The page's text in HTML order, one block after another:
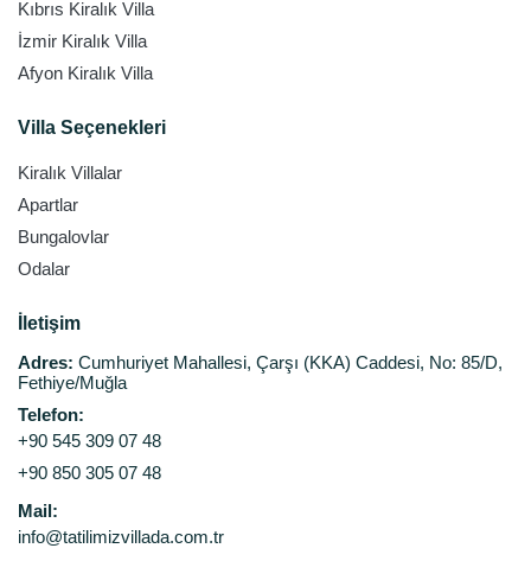
Kıbrıs Kiralık Villa
İzmir Kiralık Villa
Afyon Kiralık Villa
Villa Seçenekleri
Kiralık Villalar
Apartlar
Bungalovlar
Odalar
İletişim
Adres: Cumhuriyet Mahallesi, Çarşı (KKA) Caddesi, No: 85/D,
Fethiye/Muğla
Telefon:
+90 545 309 07 48
+90 850 305 07 48
Mail:
info@tatilimizvillada.com.tr